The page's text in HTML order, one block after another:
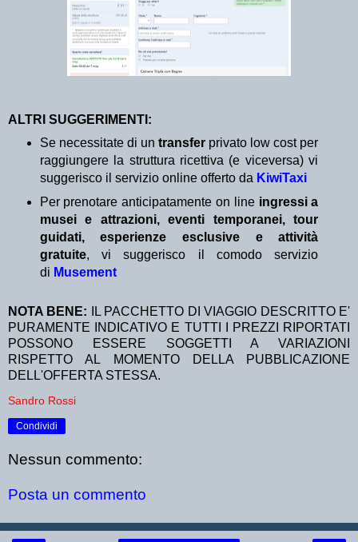
ALTRI SUGGERIMENTI:
Se necessitate di un transfer privato low cost per
raggiungere la struttura ricettiva (e viceversa) vi
suggerisco il servizio online offerto da KiwiTaxi
Per prenotare anticipatamente on line ingressi a
musei e attrazioni, eventi temporanei, tour
guidati, esperienze esclusive e attività
gratuite, vi suggerisco il comodo servizio
di Musement
NOTA BENE:
IL PACCHETTO DI VIAGGIO DESCRITTO E'
PURAMENTE INDICATIVO E TUTTI I PREZZI RIPORTATI
POSSONO ESSERE SOGGETTI A VARIAZIONI
RISPETTO AL MOMENTO DELLA PUBBLICAZIONE
DELL'OFFERTA STESSA.
Sandro Rossi
Condividi
Nessun commento:
Posta un commento